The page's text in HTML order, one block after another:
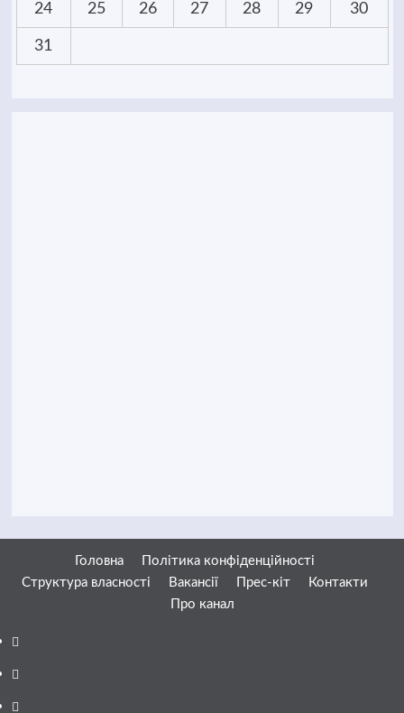
24 25 26 27 28 29 30
31
Головна
Політика конфіденційності
Структура власності
Вакансії Прес-кіт
Контакти
Про канал
Facebook
YouTube
Telegram